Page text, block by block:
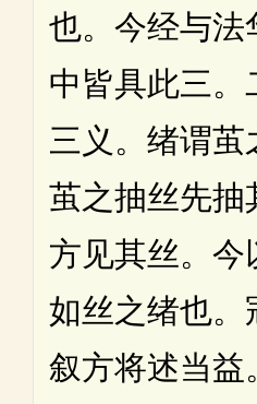
也。今经与法
中皆具此三。
三义。绪谓茧
茧之抽丝先抽
方见其丝。今
如丝之绪也。
叙方将述当益